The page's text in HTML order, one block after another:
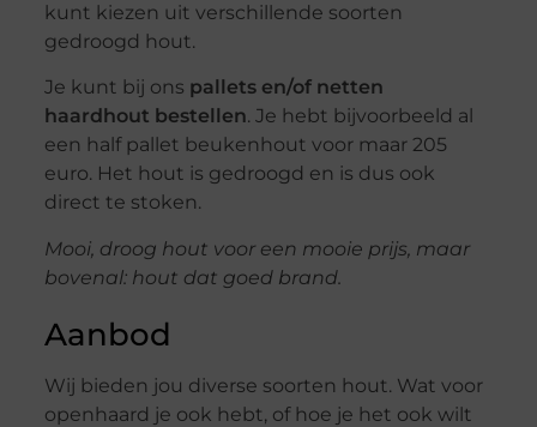
kunt kiezen uit verschillende soorten
gedroogd hout.
Je kunt bij ons pallets en/of netten
haardhout bestellen. Je hebt bijvoorbeeld al
een half pallet beukenhout voor maar 205
euro. Het hout is gedroogd en is dus ook
direct te stoken.
Mooi, droog hout voor een mooie prijs, maar
bovenal: hout dat goed brand.
Aanbod
Wij bieden jou diverse soorten hout. Wat voor
openhaard je ook hebt, of hoe je het ook wilt